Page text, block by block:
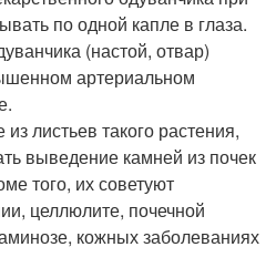
по одной капле в глаза.
(настой, отвар)
артериальном
листьев такого растения,
выведение камней из почек
того, их советуют
целлюлите, почечной
кожных заболеваниях